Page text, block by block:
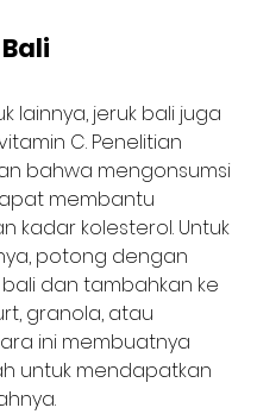
lainnya, jeruk bali juga
C. Penelitian
bahwa mengonsumsi
membantu
kadar kolesterol. Untuk
potong dengan
dan tambahkan ke
granola, atau
ini membuatnya
untuk mendapatkan